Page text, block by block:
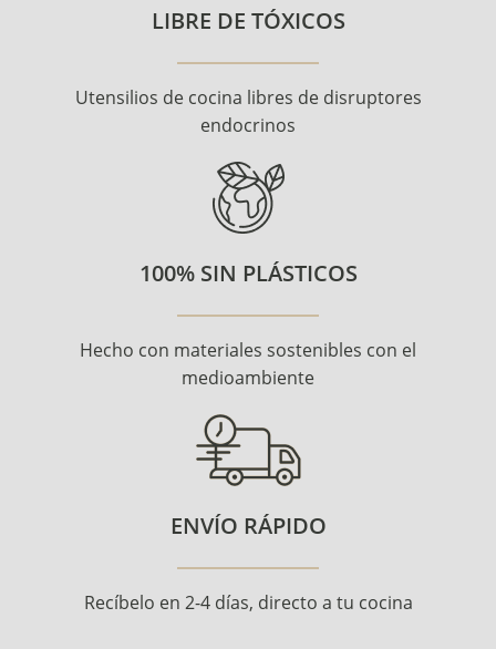
LIBRE DE TÓXICOS
Utensilios de cocina libres de disruptores
endocrinos
100% SIN PLÁSTICOS
Hecho con materiales sostenibles con el
medioambiente
ENVÍO RÁPIDO
Recíbelo en 2-4 días, directo a tu cocina